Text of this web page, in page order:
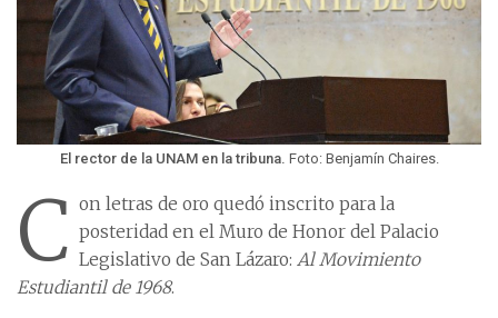
El rector de la UNAM en la tribuna. Foto: Benjamín Chaires.
C on letras de oro quedó inscrito para la
posteridad en el Muro de Honor del Palacio
Legislativo de San Lázaro: Al Movimiento
Estudiantil de 1968.